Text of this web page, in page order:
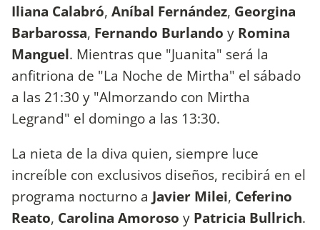
Iliana Calabró, Aníbal Fernández, Georgina
Barbarossa, Fernando Burlando y Romina
Manguel. Mientras que "Juanita" será la
anfitriona de "La Noche de Mirtha" el sábado
a las 21:30 y "Almorzando con Mirtha
Legrand" el domingo a las 13:30.
La nieta de la diva quien, siempre luce
increíble con exclusivos diseños, recibirá en el
programa nocturno a Javier Milei, Ceferino
Reato, Carolina Amoroso y Patricia Bullrich.